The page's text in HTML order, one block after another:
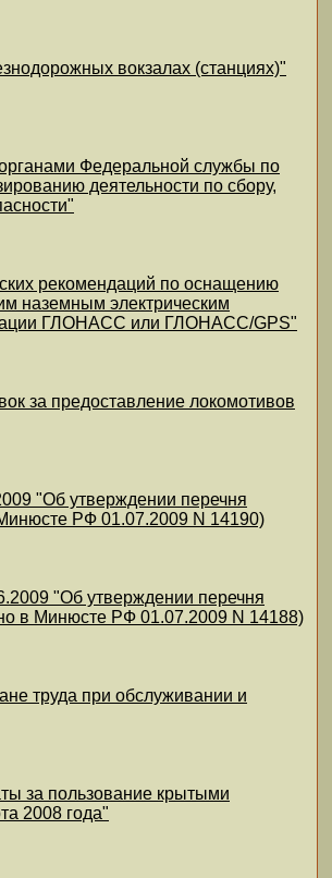
вокзалах (станциях)"
Федеральной службы по
деятельности по сбору,
рекомендаций по оснащению
наземным электрическим
ГЛОНАСС или ГЛОНАСС/GPS"
за предоставление локомотивов
"Об утверждении перечня
РФ 01.07.2009 N 14190)
"Об утверждении перечня
в Минюсте РФ 01.07.2009 N 14188)
труда при обслуживании и
за пользование крытыми
2008 года"